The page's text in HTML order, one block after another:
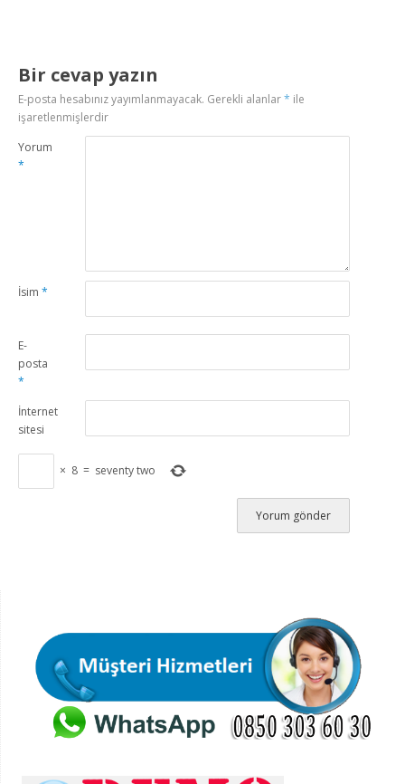
Bir cevap yazın
E-posta hesabınız yayımlanmayacak. Gerekli alanlar* ile
işaretlenmişlerdir
Yorum
*
İsim*
E-
posta
*
İnternet
sitesi
× 8 = seventy two